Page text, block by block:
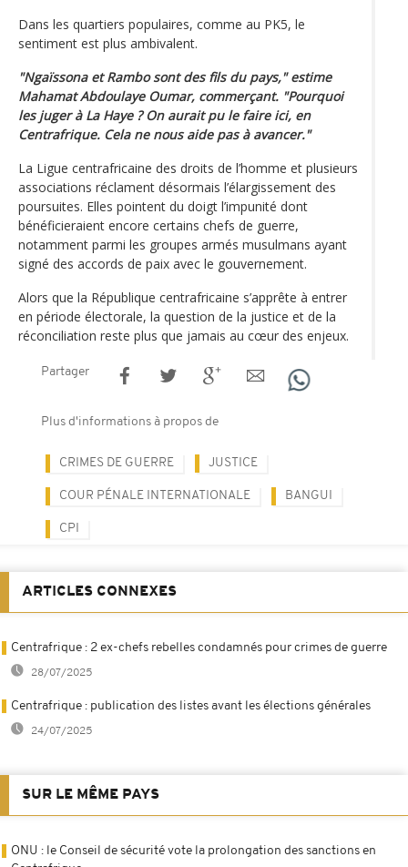
Dans les quartiers populaires, comme au PK5, le
sentiment est plus ambivalent.
"Ngaïssona et Rambo sont des fils du pays," estime
Mahamat Abdoulaye Oumar, commerçant. "Pourquoi
les juger à La Haye ? On aurait pu le faire ici, en
Centrafrique. Cela ne nous aide pas à avancer."
La Ligue centrafricaine des droits de l’homme et plusieurs
associations réclament désormais l’élargissement des
poursuites. Elles pointent du doigt l’impunité dont
bénéficieraient encore certains chefs de guerre,
notamment parmi les groupes armés musulmans ayant
signé des accords de paix avec le gouvernement.
Alors que la République centrafricaine s’apprête à entrer
en période électorale, la question de la justice et de la
réconciliation reste plus que jamais au cœur des enjeux.
Partager
Plus d'informations à propos de
CRIMES DE GUERRE JUSTICE
COUR PÉNALE INTERNATIONALE BANGUI
CPI
ARTICLES CONNEXES
Centrafrique : 2 ex-chefs rebelles condamnés pour crimes de guerre
28/07/2025
Centrafrique : publication des listes avant les élections générales
24/07/2025
SUR LE MÊME PAYS
ONU : le Conseil de sécurité vote la prolongation des sanctions en